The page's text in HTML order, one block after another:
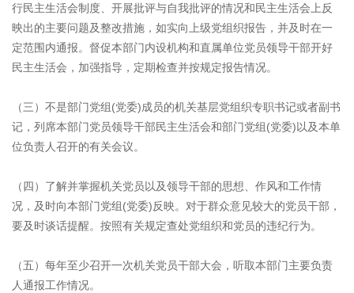
行民主生活会制度、开展批评与自我批评的情况和民主生活会上反
映出的主要问题及整改措施，如实向上级党组织报告，并及时在一
定范围内通报。督促本部门内设机构和直属单位党员领导干部开好
民主生活会，加强指导，定期检查并按规定报告情况。
（三）不是部门党组(党委)成员的机关基层党组织专职书记或者副书
记，列席本部门党员领导干部民主生活会和部门党组(党委)以及本单
位负责人召开的有关会议。
（四）了解并掌握机关党员以及领导干部的思想、作风和工作情
况，及时向本部门党组(党委)反映。对于群众意见较大的党员干部，
要及时谈话提醒。按照有关规定查处党组织和党员的违纪行为。
（五）每年至少召开一次机关党员干部大会，听取本部门主要负责
人通报工作情况。